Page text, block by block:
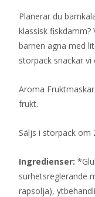
Planerar du
klassisk
barnen agna med
storpack snackar vi
Aroma
frukt.
Säljs i storpack om
Ingredienser:
surhetsreglerande
rapsolja),